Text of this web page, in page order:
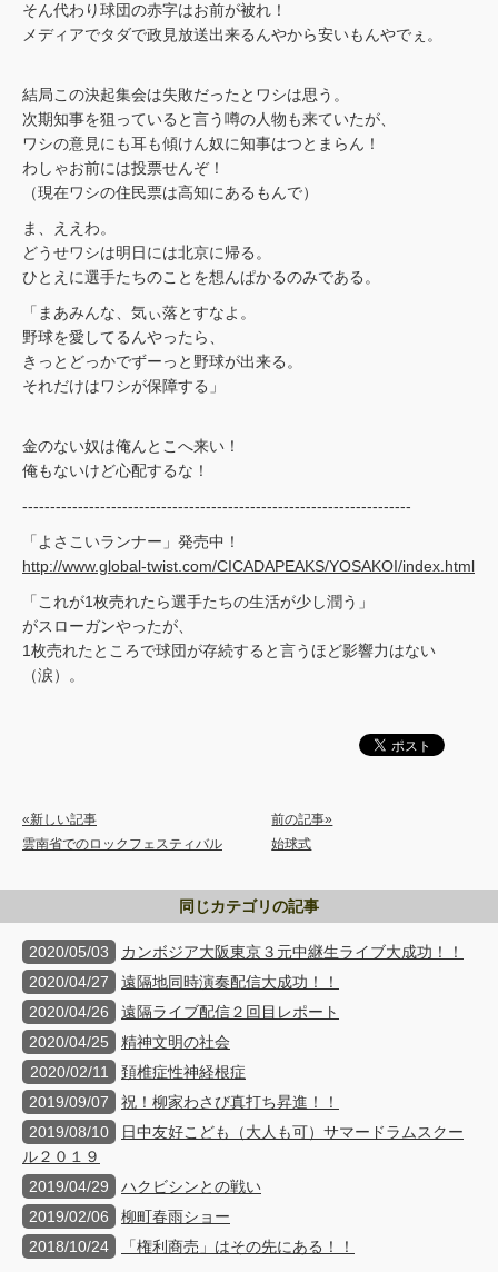
そん代わり球団の赤字はお前が被れ！
メディアでタダで政見放送出来るんやから安いもんやでぇ。
結局この決起集会は失敗だったとワシは思う。
次期知事を狙っていると言う噂の人物も来ていたが、
ワシの意見にも耳も傾けん奴に知事はつとまらん！
わしゃお前には投票せんぞ！
（現在ワシの住民票は高知にあるもんで）
ま、ええわ。
どうせワシは明日には北京に帰る。
ひとえに選手たちのことを想んぱかるのみである。
「まあみんな、気ぃ落とすなよ。
野球を愛してるんやったら、
きっとどっかでずーっと野球が出来る。
それだけはワシが保障する」
金のない奴は俺んとこへ来い！
俺もないけど心配するな！
----------------------------------------------------------------------
「よさこいランナー」発売中！
http://www.global-twist.com/CICADAPEAKS/YOSAKOI/index.html
「これが1枚売れたら選手たちの生活が少し潤う」
がスローガンやったが、
1枚売れたところで球団が存続すると言うほど影響力はない
（涙）。
«新しい記事
雲南省でのロックフェスティバル
前の記事»
始球式
同じカテゴリの記事
2020/05/03
カンボジア大阪東京３元中継生ライブ大成功！！
2020/04/27
遠隔地同時演奏配信大成功！！
2020/04/26
遠隔ライブ配信２回目レポート
2020/04/25
精神文明の社会
2020/02/11
頚椎症性神経根症
2019/09/07
祝！柳家わさび真打ち昇進！！
2019/08/10
日中友好こども（大人も可）サマードラムスクー
ル２０１９
2019/04/29
ハクビシンとの戦い
2019/02/06
柳町春雨ショー
2018/10/24
「権利商売」はその先にある！！